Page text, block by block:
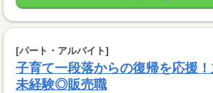
[パート・アルバイト]
子育て一段落からの復帰を応援！
未経験◎販売職